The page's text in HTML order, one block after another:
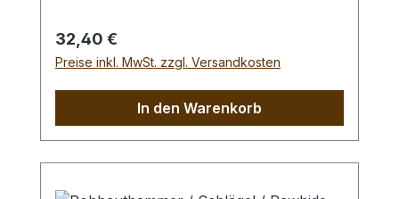
Schlagfläche. Wenig Rückschlag durch
schlagabsorbierenden Poly -
Hammerkopf. 240 gr Gesamtgewicht /
Regulärer Preis:
32,40 €
Preise inkl. MwSt. zzgl. Versandkosten
In den Warenkorb